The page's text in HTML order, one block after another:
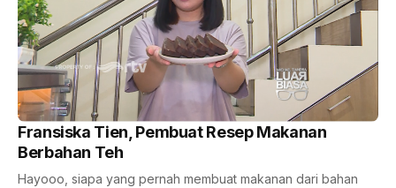
Fransiska Tien, Pembuat Resep Makanan
Berbahan Teh
Hayooo, siapa yang pernah membuat makanan dari bahan